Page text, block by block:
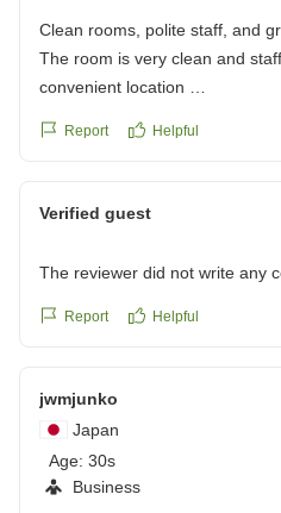
Clean rooms, polite staff, and
The room is very clean and
convenient location
https://
Report Helpful
Verified guest
The reviewer did not write any
Report Helpful
jwmjunko
Japan
Age: 30s
Business